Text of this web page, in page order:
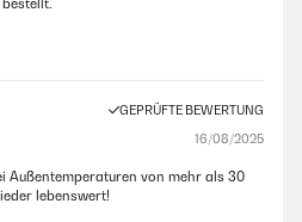
GEPRÜFTE BEWERTUNG
16/08/2025
Außentemperaturen von mehr als 30
lebenswert!